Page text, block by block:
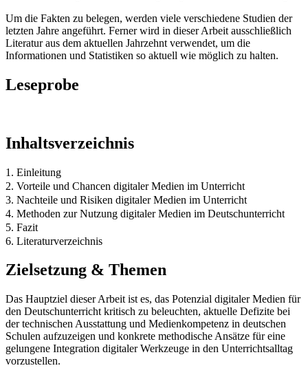
Um die Fakten zu belegen, werden viele verschiedene Studien der
letzten Jahre angeführt. Ferner wird in dieser Arbeit ausschließlich
Literatur aus dem aktuellen Jahrzehnt verwendet, um die
Informationen und Statistiken so aktuell wie möglich zu halten.
Leseprobe
Inhaltsverzeichnis
1. Einleitung
2. Vorteile und Chancen digitaler Medien im Unterricht
3. Nachteile und Risiken digitaler Medien im Unterricht
4. Methoden zur Nutzung digitaler Medien im Deutschunterricht
5. Fazit
6. Literaturverzeichnis
Zielsetzung & Themen
Das Hauptziel dieser Arbeit ist es, das Potenzial digitaler Medien für
den Deutschunterricht kritisch zu beleuchten, aktuelle Defizite bei
der technischen Ausstattung und Medienkompetenz in deutschen
Schulen aufzuzeigen und konkrete methodische Ansätze für eine
gelungene Integration digitaler Werkzeuge in den Unterrichtsalltag
vorzustellen.